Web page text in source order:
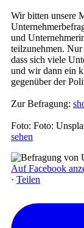
Wir bitten unsere
und
teilzunehmen.
dass sich viele
und wir dann ein
gegenüber der
Zur Befragung:
Foto: Foto:
sehen
Auf Facebook
· Teilen